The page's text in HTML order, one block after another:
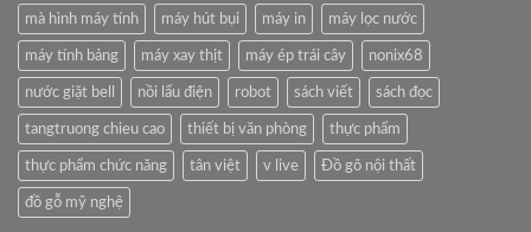
mà hình máy tính máy hút bụi máy in máy lọc nước
máy tính bảng máy xay thịt máy ép trái cây nonix68
nước giặt bell nồi lẩu điện robot sách viết sách đọc
tangtruong chieu cao thiết bị văn phòng thực phẩm
thực phẩm chức năng tân việt v live Đồ gõ nội thất
đồ gỗ mỹ nghệ